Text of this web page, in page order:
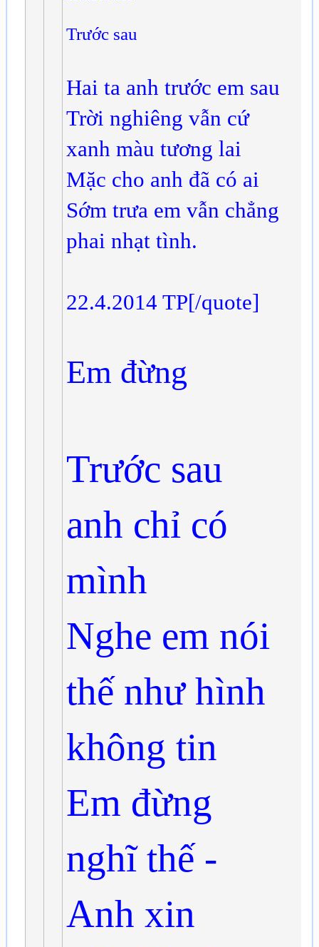
Trước sau
Hai ta anh trước em sau
Trời nghiêng vẫn cứ
xanh màu tương lai
Mặc cho anh đã có ai
Sớm trưa em vẫn chẳng
phai nhạt tình.
22.4.2014 TP[/quote]
Em đừng
Trước sau
anh chỉ có
mình
Nghe em nói
thế như hình
không tin
Em đừng
nghĩ thế -
Anh xin